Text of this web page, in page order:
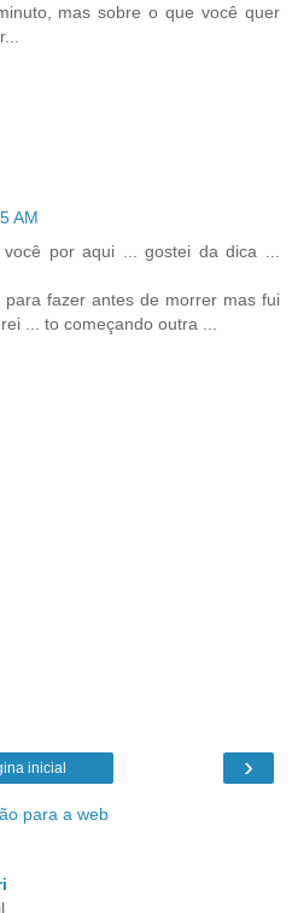
mas sobre o que você quer
AM
por aqui ... gostei da dica ...
para fazer antes de morrer mas fui
... to começando outra ...
›
inicial
para a web